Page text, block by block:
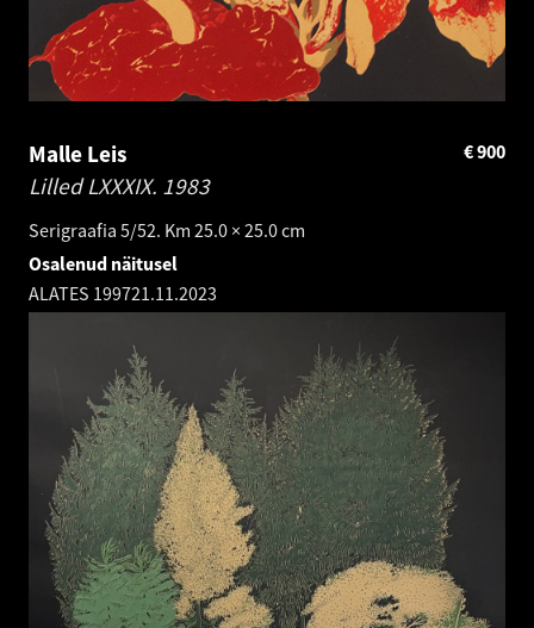
Malle Leis
Lilled LXXXIX. 1983
Serigraafia 5/52. Km 25.0 × 25.0 cm
900
€
Osalenud näitusel
ALATES 199721.11.2023